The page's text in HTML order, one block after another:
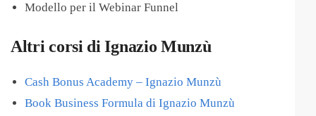
Modello per il Webinar Funnel
Altri corsi di Ignazio Munzù
Cash Bonus Academy – Ignazio Munzù
Book Business Formula di Ignazio Munzù